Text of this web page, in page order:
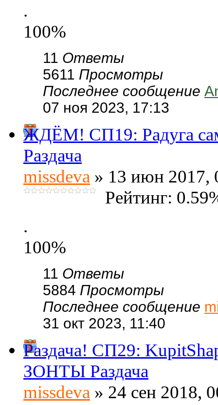
.
100%
11 Ответы
5611 Просмотры
Последнее сообщение
07 ноя 2023, 17:13
ЖДЁМ! СП19: Радуга
Раздача
missdeva » 13 июн 2017,
Рейтинг:
.
100%
11 Ответы
5884 Просмотры
Последнее сообщение
31 окт 2023, 11:40
Раздача! СП29:
ЗОНТЫ Раздача
missdeva » 24 сен 2018,